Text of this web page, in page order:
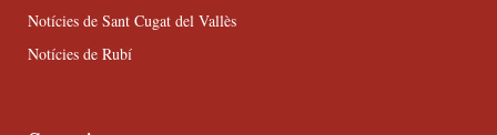
Notícies de Sant Cugat del Vallès
Notícies de Rubí